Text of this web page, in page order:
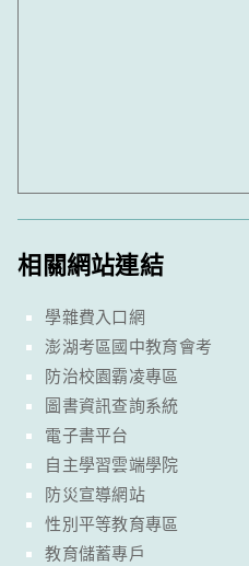
相關網站連結
學雜費入口網
澎湖考區國中教育會考
防治校園霸凌專區
圖書資訊查詢系統
電子書平台
自主學習雲端學院
防災宣導網站
性別平等教育專區
教育儲蓄專戶